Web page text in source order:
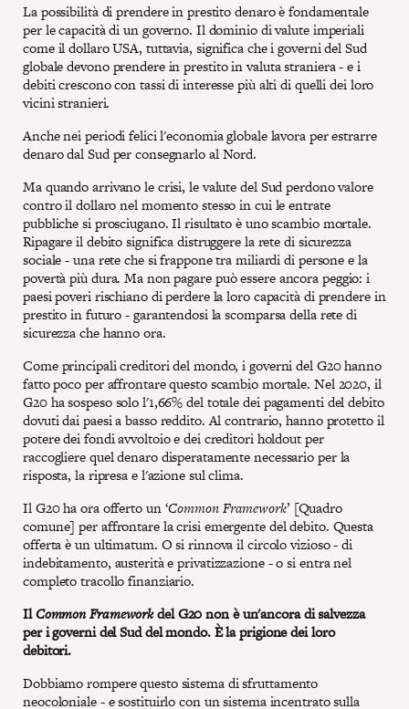
La possibilità di prendere in prestito denaro è fondamentale
per le capacità di un governo. Il dominio di valute imperiali
come il dollaro USA, tuttavia, significa che i governi del Sud
globale devono prendere in prestito in valuta straniera - e i
debiti crescono con tassi di interesse più alti di quelli dei loro
vicini stranieri.
Anche nei periodi felici l'economia globale lavora per estrarre
denaro dal Sud per consegnarlo al Nord.
Ma quando arrivano le crisi, le valute del Sud perdono valore
contro il dollaro nel momento stesso in cui le entrate
pubbliche si prosciugano. Il risultato è uno scambio mortale.
Ripagare il debito significa distruggere la rete di sicurezza
sociale - una rete che si frappone tra miliardi di persone e la
povertà più dura. Ma non pagare può essere ancora peggio: i
paesi poveri rischiano di perdere la loro capacità di prendere in
prestito in futuro - garantendosi la scomparsa della rete di
sicurezza che hanno ora.
Come principali creditori del mondo, i governi del G20 hanno
fatto poco per affrontare questo scambio mortale. Nel 2020, il
G20 ha sospeso solo l'1,66% del totale dei pagamenti del debito
dovuti dai paesi a basso reddito. Al contrario, hanno protetto il
potere dei fondi avvoltoio e dei creditori holdout per
raccogliere quel denaro disperatamente necessario per la
risposta, la ripresa e l'azione sul clima.
Il G20 ha ora offerto un ‘Common Framework’ [Quadro
comune] per affrontare la crisi emergente del debito. Questa
offerta è un ultimatum. O si rinnova il circolo vizioso - di
indebitamento, austerità e privatizzazione - o si entra nel
completo tracollo finanziario.
IlCommon Frameworkdel G20 non è un'ancora di salvezza
per i governi del Sud del mondo. È la prigione dei loro
debitori.
Dobbiamo rompere questo sistema di sfruttamento
neocoloniale - e sostituirlo con un sistema incentrato sulla